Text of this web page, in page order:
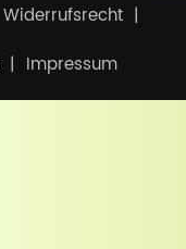
Widerrufsrecht
Impressum